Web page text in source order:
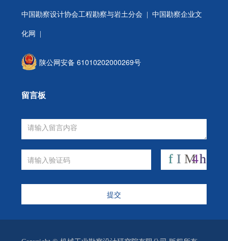
中国勘察设计协会工程勘察与岩土分会 | 中国勘察企业文
化网 |
陕公网安备 61010202000269号
留言板
提交